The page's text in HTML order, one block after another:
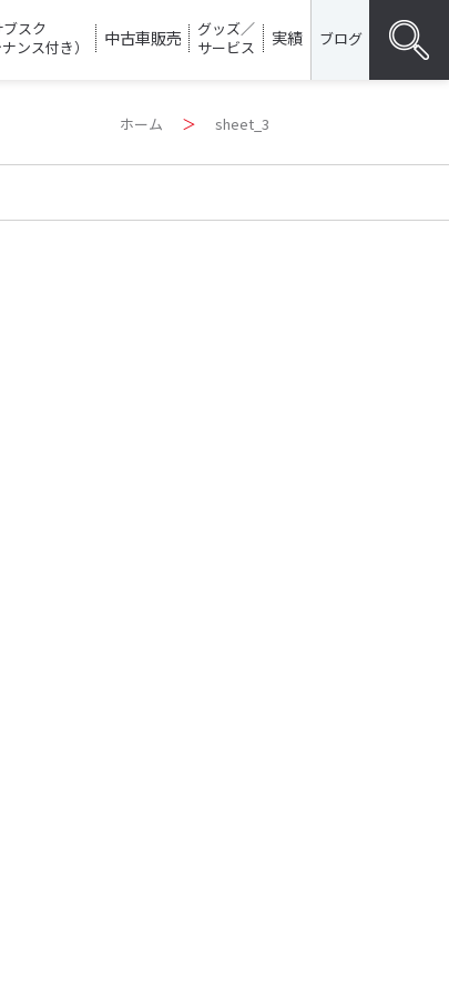
ブスク
ンス付き）
中古車販売
グッズ／
サービス
実績 ブログ
ホーム ＞ sheet_3